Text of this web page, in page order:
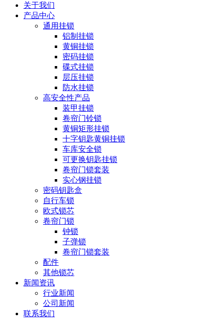
关于我们
产品中心
通用挂锁
铝制挂锁
黄铜挂锁
密码挂锁
碟式挂锁
层压挂锁
防水挂锁
高安全性产品
装甲挂锁
卷帘门铃锁
黄铜矩形挂锁
十字钥匙黄铜挂锁
车库安全锁
可更换钥匙挂锁
卷帘门锁套装
实心钢挂锁
密码钥匙盒
自行车锁
欧式锁芯
卷帘门锁
钟锁
子弹锁
卷帘门锁套装
配件
其他锁芯
新闻资讯
行业新闻
公司新闻
联系我们